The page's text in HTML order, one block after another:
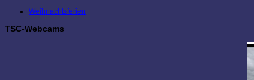
Weihnachtsferien
TSC-Webcams